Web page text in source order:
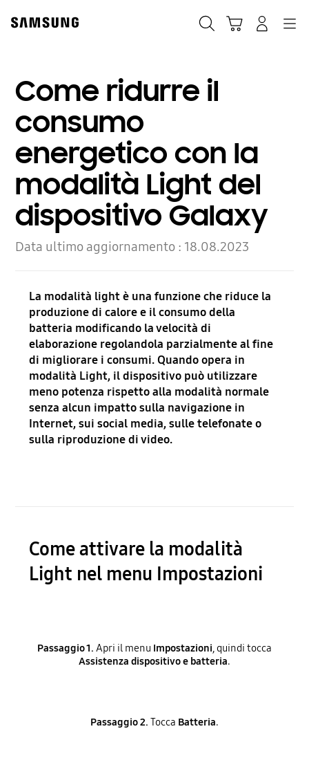
content
accessibility
Come ridurre il
consumo
energetico con la
modalità Light del
dispositivo Galaxy
Data ultimo aggiornamento : 18.08.2023
La modalità light è una funzione che riduce la
produzione di calore e il consumo della
batteria modificando la velocità di
elaborazione regolandola parzialmente al fine
di migliorare i consumi. Quando opera in
modalità Light, il dispositivo può utilizzare
meno potenza rispetto alla modalità normale
senza alcun impatto sulla navigazione in
Internet, sui social media, sulle telefonate o
sulla riproduzione di video.
Come attivare la modalità
Light nel menu Impostazioni
Passaggio 1. Apri il menu Impostazioni , quindi tocca
Assistenza dispositivo e batteria.
Passaggio 2. Tocca Batteria.